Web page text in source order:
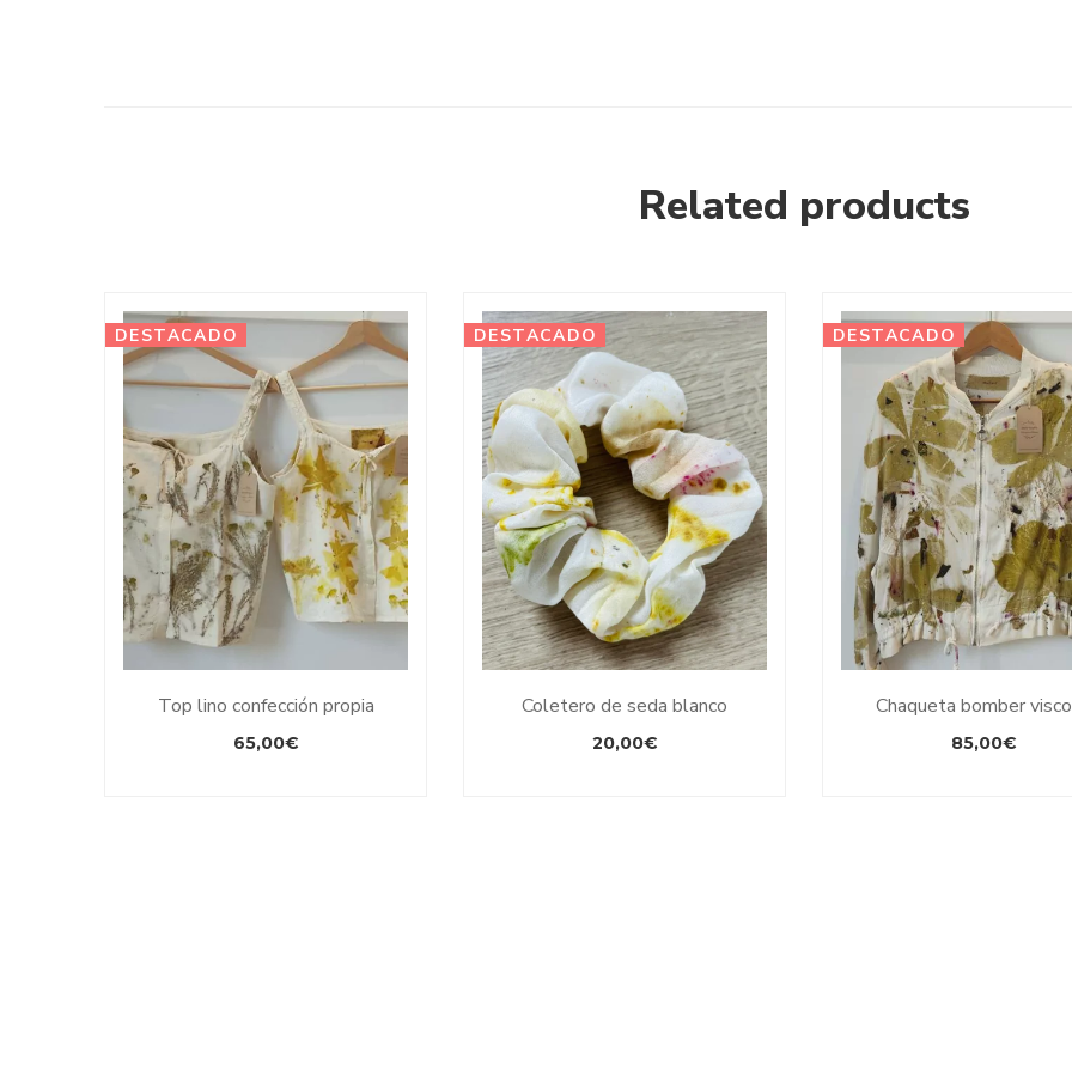
Related products
DESTACADO
Top lino confección propia
65,00€
DESTACADO
Coletero de seda blanco
20,00€
DESTACADO
Chaqueta bomber
85,00€